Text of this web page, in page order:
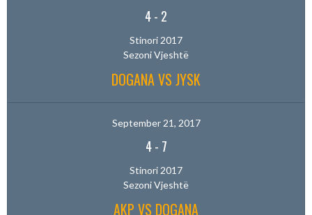
4- 2
Stinori 2017
Sezoni Vjeshtë
DOGANA VS JYSK
September 21, 2017
4- 7
Stinori 2017
Sezoni Vjeshtë
AKP VS DOGANA